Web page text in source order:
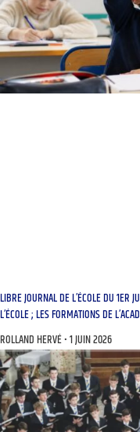
LIBRE JOURNAL DE L’ÉCOLE DU 1ER
L’ÉCOLE ; LES FORMATIONS DE
ROLLAND HERVÉ 1 JUIN 2026